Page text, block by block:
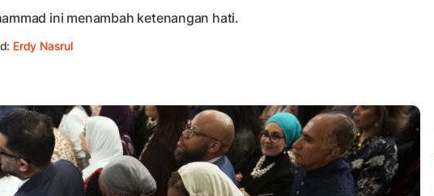
ini menambah ketenangan hati.
Erdy Nasrul